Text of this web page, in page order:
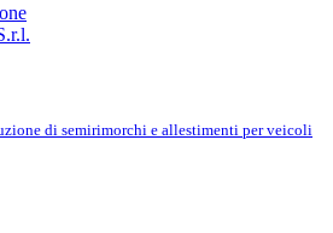
di semirimorchi e allestimenti per veicoli